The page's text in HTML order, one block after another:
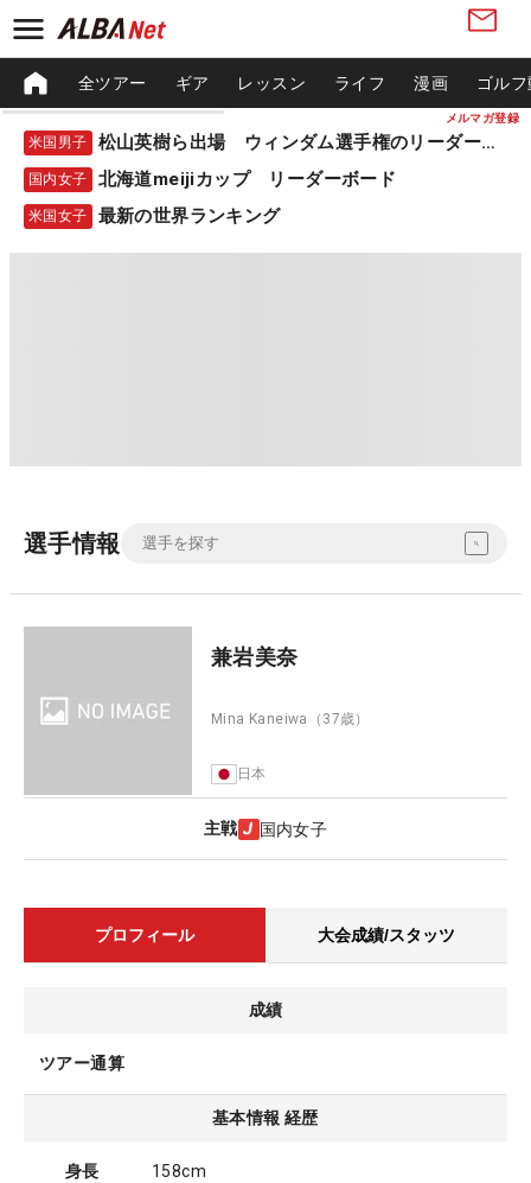
メルマガ登録
全ツアー ギア レッスン ライフ 漫画 ゴル
米国男子 松山英樹ら出場 ウィンダム選手権のリーダーボード
国内女子 北海道meijiカップ リーダーボード
米国女子 最新の世界ランキング
選手情報
兼岩美奈
Mina Kaneiwa （37歳）
日本
主戦 国内女子
プロフィール 大会成績/スタッツ
成績
ツアー通算
基本情報 経歴
身長 158cm